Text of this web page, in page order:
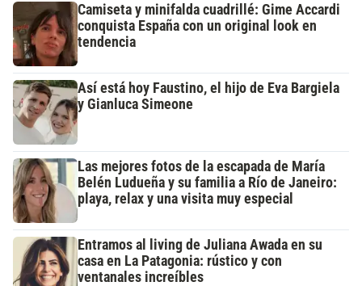
Camiseta y minifalda cuadrillé: Gime Accardi
conquista España con un original look en
tendencia
Así está hoy Faustino, el hijo de Eva Bargiela
y Gianluca Simeone
Las mejores fotos de la escapada de María
Belén Ludueña y su familia a Río de Janeiro:
playa, relax y una visita muy especial
Entramos al living de Juliana Awada en su
casa en La Patagonia: rústico y con
ventanales increíbles